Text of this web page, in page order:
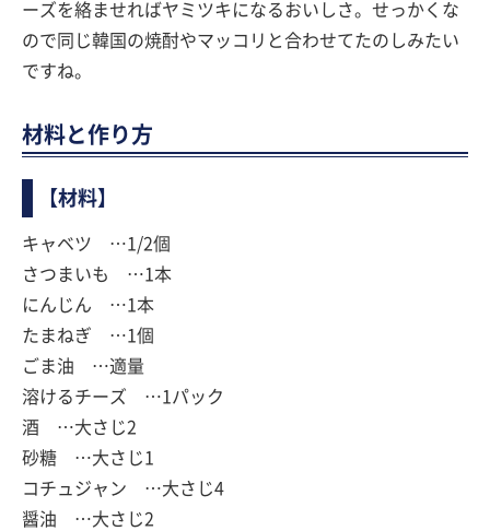
ーズを絡ませればヤミツキになるおいしさ。せっかくな
ので同じ韓国の焼酎やマッコリと合わせてたのしみたい
ですね。
材料と作り方
【材料】
キャベツ …1/2個
さつまいも …1本
にんじん …1本
たまねぎ …1個
ごま油 …適量
溶けるチーズ …1パック
酒 …大さじ2
砂糖 …大さじ1
コチュジャン …大さじ4
醤油 …大さじ2